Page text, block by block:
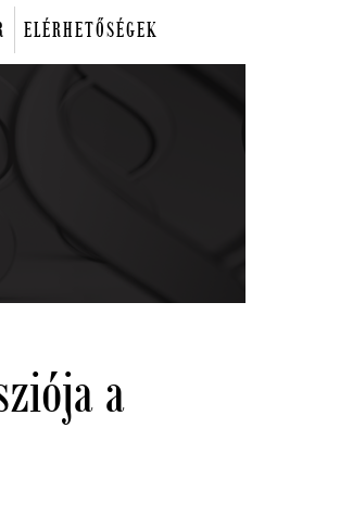
ELÉRHETŐSÉGEK
a